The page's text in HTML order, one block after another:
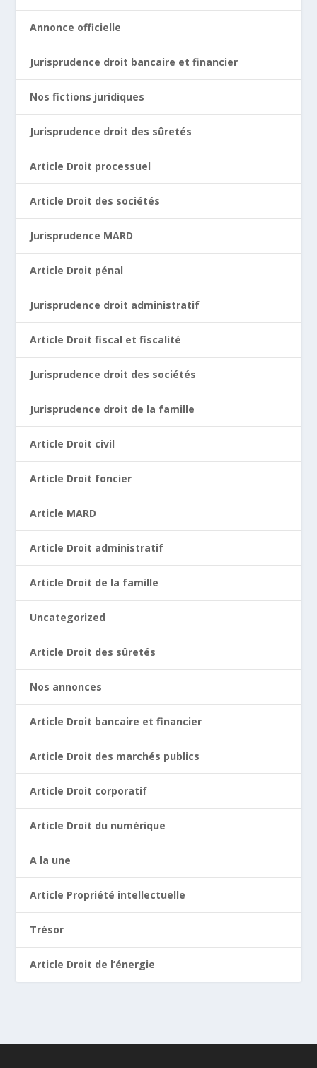
Annonce officielle
Jurisprudence droit bancaire et financier
Nos fictions juridiques
Jurisprudence droit des sûretés
Article Droit processuel
Article Droit des sociétés
Jurisprudence MARD
Article Droit pénal
Jurisprudence droit administratif
Article Droit fiscal et fiscalité
Jurisprudence droit des sociétés
Jurisprudence droit de la famille
Article Droit civil
Article Droit foncier
Article MARD
Article Droit administratif
Article Droit de la famille
Uncategorized
Article Droit des sûretés
Nos annonces
Article Droit bancaire et financier
Article Droit des marchés publics
Article Droit corporatif
Article Droit du numérique
A la une
Article Propriété intellectuelle
Trésor
Article Droit de l’énergie